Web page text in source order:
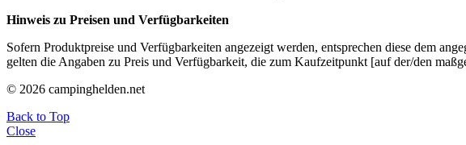
Hinweis zu Preisen und Verfügbarkeiten
Sofern Produktpreise und Verfügbarkeiten angezeigt werden, entsprechen diese dem
gelten die Angaben zu Preis und Verfügbarkeit, die zum Kaufzeitpunkt [auf der/den
© 2026 campinghelden.net
Back to Top
Close